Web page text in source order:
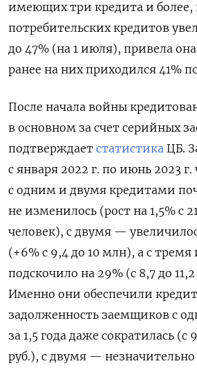
имеющих три кредита и более,
потребительских кредитов
до 47% (на 1 июля), привела
ранее на них приходился 41%
После начала войны
в основном за счет серийных
подтверждает статистика ЦБ.
с января 2022 г. по июнь 2023
с одним и двумя кредитами
не изменилось (рост на 1,5% с
человек), с двумя —
(+6% с 9,4 до 10 млн), а с
подскочило на 29% (с 8,7 до
Именно они обеспечили
задолженность заемщиков с
за 1,5 года даже сократилась (с
руб.), с двумя — незначительно